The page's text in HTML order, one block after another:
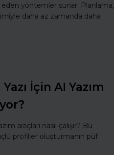
yöntemler sunar. Planlama,
daha az zamanda daha
İçin AI Yazım
araçları nasıl çalışır? Bu
profiller oluşturmanın püf